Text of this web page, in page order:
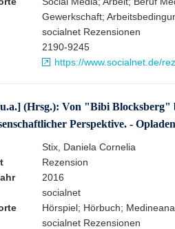
Gewerkschaft;
socialnet Rezensionen
2190-9245
https://www.socialnet.de/
(Hrsg.): Von "Bibi
Perspektive. -
Stix, Daniela Cornelia
Rezension
2016
socialnet
Hörspiel; Hörbuch;
socialnet Rezensionen